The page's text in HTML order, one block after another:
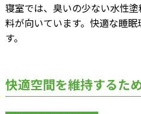
寝室では、臭いの少ない水性
料が向いています。快適な睡
す。
快適空間を維持するた